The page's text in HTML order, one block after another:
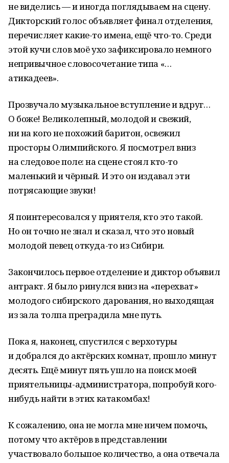
не виделись — и иногда поглядываем на сцену.
Дикторский голос объявляет финал отделения,
перечисляет какие-то имена, ещё что-то. Среди
этой кучи слов моё ухо зафиксировало немного
непривычное словосочетание типа «…
атикадеев».
Прозвучало музыкальное вступление и вдруг…
О боже! Великолепный, молодой и свежий,
ни на кого не похожий баритон, освежил
просторы Олимпийского. Я посмотрел вниз
на следовое поле: на сцене стоял кто-то
маленький и чёрный. И это он издавал эти
потрясающие звуки!
Я поинтересовался у приятеля, кто это такой.
Но он точно не знал и сказал, что это новый
молодой певец откуда-то из Сибири.
Закончилось первое отделение и диктор объявил
антракт. Я было ринулся вниз на «перехват»
молодого сибирского дарования, но выходящая
из зала толпа преградила мне путь.
Пока я, наконец, спустился с верхотуры
и добрался до актёрских комнат, прошло минут
десять. Ещё минут пять ушло на поиск моей
приятельницы-администратора, попробуй кого-
нибудь найти в этих катакомбах!
К сожалению, она не могла мне ничем помочь,
потому что актёров в представлении
участвовало большое количество, а она отвечала